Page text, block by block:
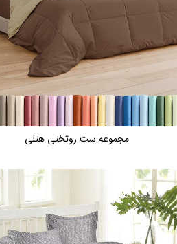
مجموعه ست روتختی هتلی